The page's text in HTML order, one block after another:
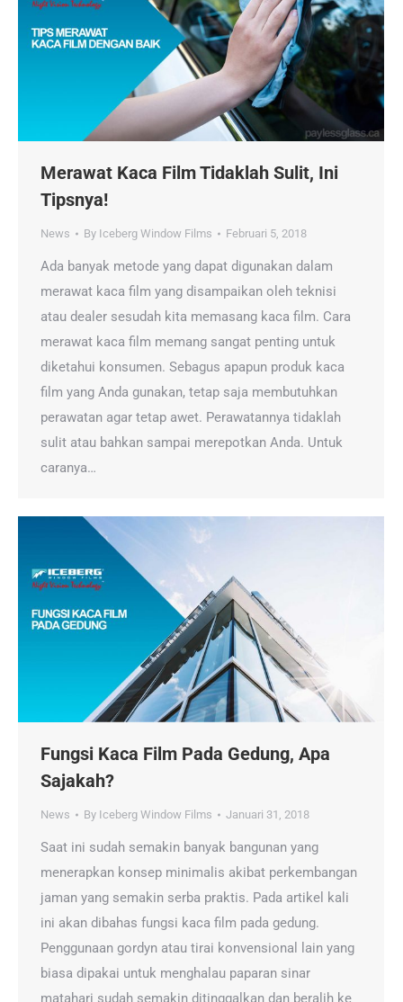
Merawat Kaca Film Tidaklah Sulit, Ini
Tipsnya!
News By Iceberg Window Films Februari 5, 2018
Ada banyak metode yang dapat digunakan dalam
merawat kaca film yang disampaikan oleh teknisi
atau dealer sesudah kita memasang kaca film. Cara
merawat kaca film memang sangat penting untuk
diketahui konsumen. Sebagus apapun produk kaca
film yang Anda gunakan, tetap saja membutuhkan
perawatan agar tetap awet. Perawatannya tidaklah
sulit atau bahkan sampai merepotkan Anda. Untuk
caranya…
Fungsi Kaca Film Pada Gedung, Apa
Sajakah?
News By Iceberg Window Films Januari 31, 2018
Saat ini sudah semakin banyak bangunan yang
menerapkan konsep minimalis akibat perkembangan
jaman yang semakin serba praktis. Pada artikel kali
ini akan dibahas fungsi kaca film pada gedung.
Penggunaan gordyn atau tirai konvensional lain yang
biasa dipakai untuk menghalau paparan sinar
matahari sudah semakin ditinggalkan dan beralih ke